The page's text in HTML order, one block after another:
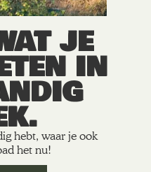
JE
IN
hebt, waar je ook
het nu!